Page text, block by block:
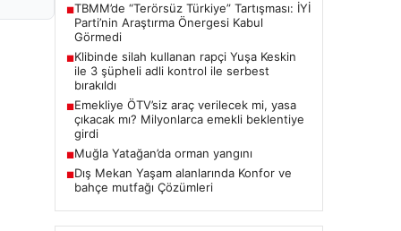
■TBMM’de “Terörsüz Türkiye” Tartışması: İYİ
Parti’nin Araştırma Önergesi Kabul
Görmedi
■Klibinde silah kullanan rapçi Yuşa Keskin
ile 3 şüpheli adli kontrol ile serbest
bırakıldı
■Emekliye ÖTV’siz araç verilecek mi, yasa
çıkacak mı? Milyonlarca emekli beklentiye
girdi
■Muğla Yatağan’da orman yangını
■Dış Mekan Yaşam alanlarında Konfor ve
bahçe mutfağı Çözümleri